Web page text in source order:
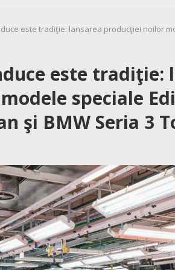
este tradiţie: lansarea producţiei noilor
este tradiţie:
speciale
şi BMW Seria 3